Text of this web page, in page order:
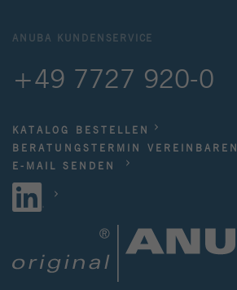
ANUBA KUNDENSERVICE
+49 7727 920-0
KATALOG BESTELLEN
BERATUNGSTERMIN VEREINBAREN
E-MAIL SENDEN